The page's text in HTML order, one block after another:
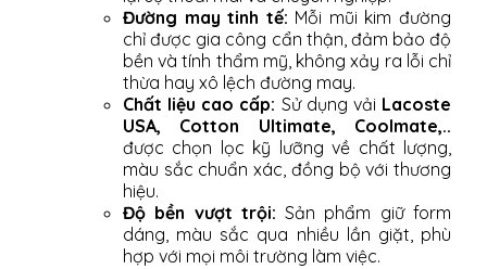
Đường may tinh tế: Mỗi mũi kim đường
chỉ được gia công cẩn thận, đảm bảo độ
bền và tính thẩm mỹ, không xảy ra lỗi chỉ
thừa hay xô lệch đường may.
Chất liệu cao cấp: Sử dụng vải Lacoste
USA, Cotton Ultimate, Coolmate,..
được chọn lọc kỹ lưỡng về chất lượng,
màu sắc chuẩn xác, đồng bộ với thương
hiệu.
Độ bền vượt trội: Sản phẩm giữ form
dáng, màu sắc qua nhiều lần giặt, phù
hợp với mọi môi trường làm việc.